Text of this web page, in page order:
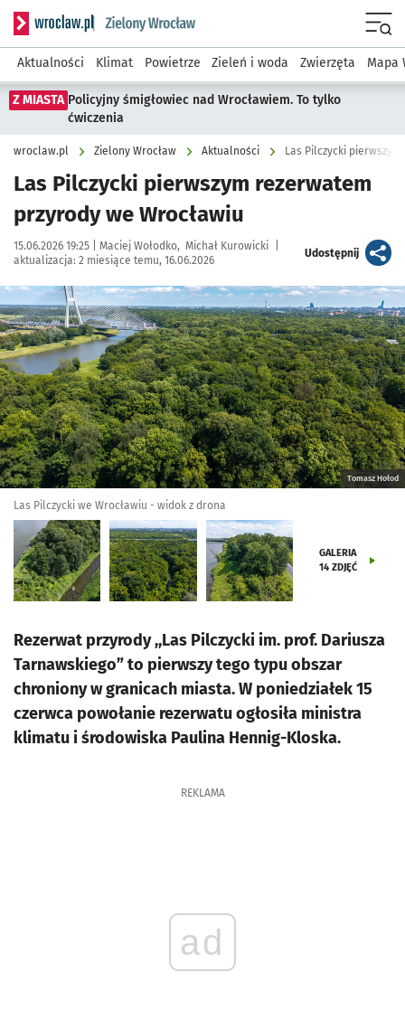
Serwis informacyjny wroclaw.pl podserwis: Środowisko we
Aktualności Klimat Powietrze Zieleń i woda Zwierzęta Mapa
Z MIASTA Policyjny śmigłowiec nad Wrocławiem. To tylko
ćwiczenia
wroclaw.pl Zielony Wrocław Aktualności Las Pilczycki
Las Pilczycki pierwszym rezerwatem
przyrody we Wrocławiu
Data publikacji:
15.06.2026 19:25 | Autor:
Maciej Wołodko Michał Kurowicki
aktualizacja: 2 miesiące temu, 16.06.2026
Udostępnijartykuł
Kliknij, aby zobaczyć galerię
Tomasz Hołod
Las Pilczycki we Wrocławiu - widok z drona
GALERIA
14 ZDJĘĆ
Rezerwat przyrody ,,Las Pilczycki im. prof. Dariusza
Tarnawskiego” to pierwszy tego typu obszar
chroniony w granicach miasta. W poniedziałek 15
czerwca powołanie rezerwatu ogłosiła ministra
klimatu i środowiska Paulina Hennig-Kloska.
REKLAMA
ad